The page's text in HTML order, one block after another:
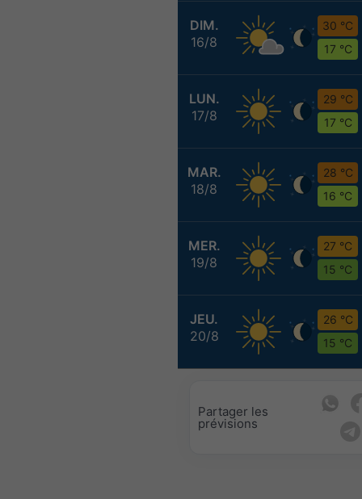
DIM.
16/8
30 °C
17 °C
LUN.
17/8
29 °C
17 °C
MAR.
18/8
28 °C
16 °C
MER.
19/8
27 °C
15 °C
JEU.
20/8
26 °C
15 °C
Partager les
prévisions